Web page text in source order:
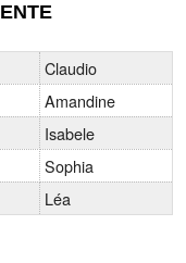
Claudio
Amandine
Isabele
Sophia
Léa